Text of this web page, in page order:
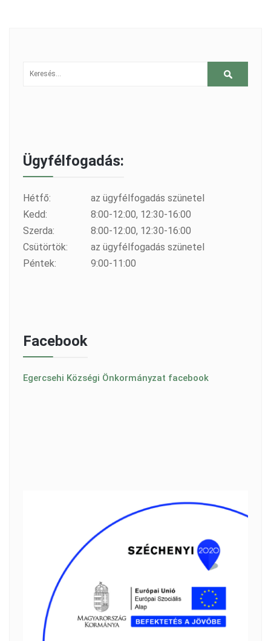
Ügyfélfogadás:
Hétfő:
az ügyfélfogadás szünetel
Kedd:
8:00-12:00, 12:30-16:00
Szerda:
8:00-12:00, 12:30-16:00
Csütörtök:
az ügyfélfogadás szünetel
Péntek:
9:00-11:00
Facebook
Egercsehi Községi Önkormányzat facebook